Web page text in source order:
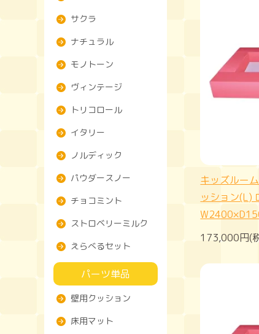
キッズルー
ッション(L)
173,000円(
サクラ
ナチュラル
モノトーン
ヴィンテージ
トリコロール
イタリー
ノルディック
パウダースノー
チョコミント
ストロベリーミルク
えらべるセット
パーツ単品
壁用クッション
床用マット